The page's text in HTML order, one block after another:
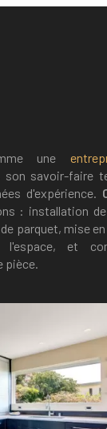
une
son savoir-faire
d'expérience.
: installation
parquet, mise
l'espace, et
pièce.